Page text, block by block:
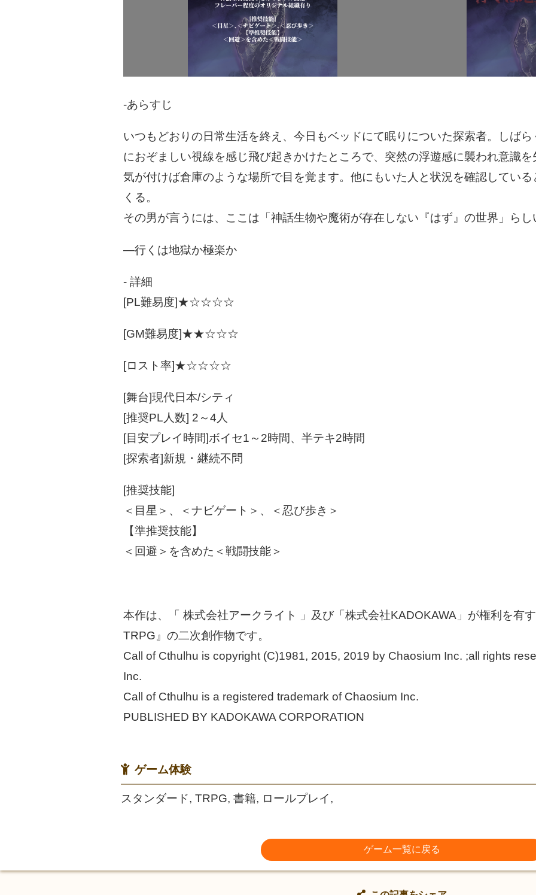
-あらすじ
いつもどおりの日常生活を終え、今日もベッドにて眠りについた探索者。しば
におぞましい視線を感じ飛び起きかけたところで、突然の浮遊感に襲われ意識を
気が付けば倉庫のような場所で目を覚ます。他にもいた人と状況を確認してい
くる。
その男が言うには、ここは「神話生物や魔術が存在しない『はず』の世界」ら
―行くは地獄か極楽か
- 詳細
[PL難易度]★☆☆☆☆
[GM難易度]★★☆☆☆
[ロスト率]★☆☆☆☆
[舞台]現代日本/シティ
[推奨PL人数] 2～4人
[目安プレイ時間]ボイセ1～2時間、半テキ2時間
[探索者]新規・継続不問
[推奨技能]
＜目星＞、＜ナビゲート＞、＜忍び歩き＞
【準推奨技能】
＜回避＞を含めた＜戦闘技能＞
本作は、「 株式会社アークライト 」及び「株式会社KADOKAWA」が権利を有
TRPG』の二次創作物です。
Call of Cthulhu is copyright (C)1981, 2015, 2019 by Chaosium Inc. ;all rights
Inc.
Call of Cthulhu is a registered trademark of Chaosium Inc.
PUBLISHED BY KADOKAWA CORPORATION
ゲーム体験
スタンダード, TRPG, 書籍, ロールプレイ,
ゲーム一覧に戻る